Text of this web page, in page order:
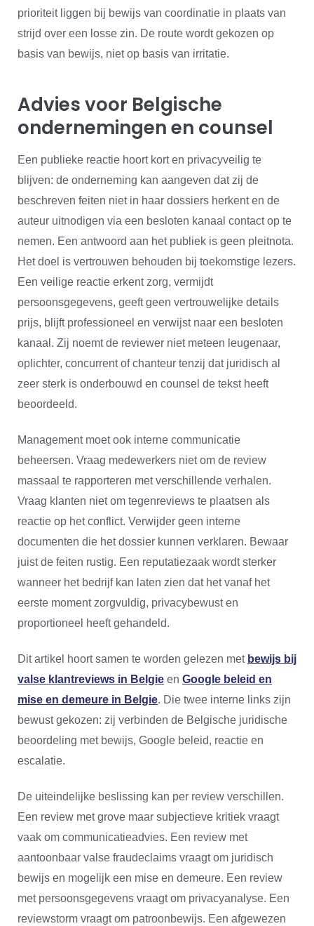
prioriteit liggen bij bewijs van coordinatie in plaats van
strijd over een losse zin. De route wordt gekozen op
basis van bewijs, niet op basis van irritatie.
Advies voor Belgische
ondernemingen en counsel
Een publieke reactie hoort kort en privacyveilig te
blijven: de onderneming kan aangeven dat zij de
beschreven feiten niet in haar dossiers herkent en de
auteur uitnodigen via een besloten kanaal contact op te
nemen. Een antwoord aan het publiek is geen pleitnota.
Het doel is vertrouwen behouden bij toekomstige lezers.
Een veilige reactie erkent zorg, vermijdt
persoonsgegevens, geeft geen vertrouwelijke details
prijs, blijft professioneel en verwijst naar een besloten
kanaal. Zij noemt de reviewer niet meteen leugenaar,
oplichter, concurrent of chanteur tenzij dat juridisch al
zeer sterk is onderbouwd en counsel de tekst heeft
beoordeeld.
Management moet ook interne communicatie
beheersen. Vraag medewerkers niet om de review
massaal te rapporteren met verschillende verhalen.
Vraag klanten niet om tegenreviews te plaatsen als
reactie op het conflict. Verwijder geen interne
documenten die het dossier kunnen verklaren. Bewaar
juist de feiten rustig. Een reputatiezaak wordt sterker
wanneer het bedrijf kan laten zien dat het vanaf het
eerste moment zorgvuldig, privacybewust en
proportioneel heeft gehandeld.
Dit artikel hoort samen te worden gelezen met bewijs bij
valse klantreviews in Belgie en Google beleid en
mise en demeure in Belgie. Die twee interne links zijn
bewust gekozen: zij verbinden de Belgische juridische
beoordeling met bewijs, Google beleid, reactie en
escalatie.
De uiteindelijke beslissing kan per review verschillen.
Een review met grove maar subjectieve kritiek vraagt
vaak om communicatieadvies. Een review met
aantoonbaar valse fraudeclaims vraagt om juridisch
bewijs en mogelijk een mise en demeure. Een review
met persoonsgegevens vraagt om privacyanalyse. Een
reviewstorm vraagt om patroonbewijs. Een afgewezen